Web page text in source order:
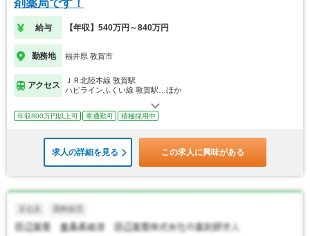
剤薬局です！
給与 【年収】540万円～840万円
勤務地 福井県 敦賀市
アクセス
ＪＲ北陸本線 敦賀駅
ハピラインふくい線 敦賀駅…ほか
年収800万円以上可 車通勤可 積極採用中
求人の詳細を見る この求人に興味がある